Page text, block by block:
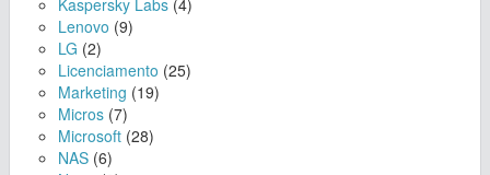
Kaspersky Labs (4)
Lenovo (9)
LG (2)
Licenciamento (25)
Marketing (19)
Micros (7)
Microsoft (28)
NAS (6)